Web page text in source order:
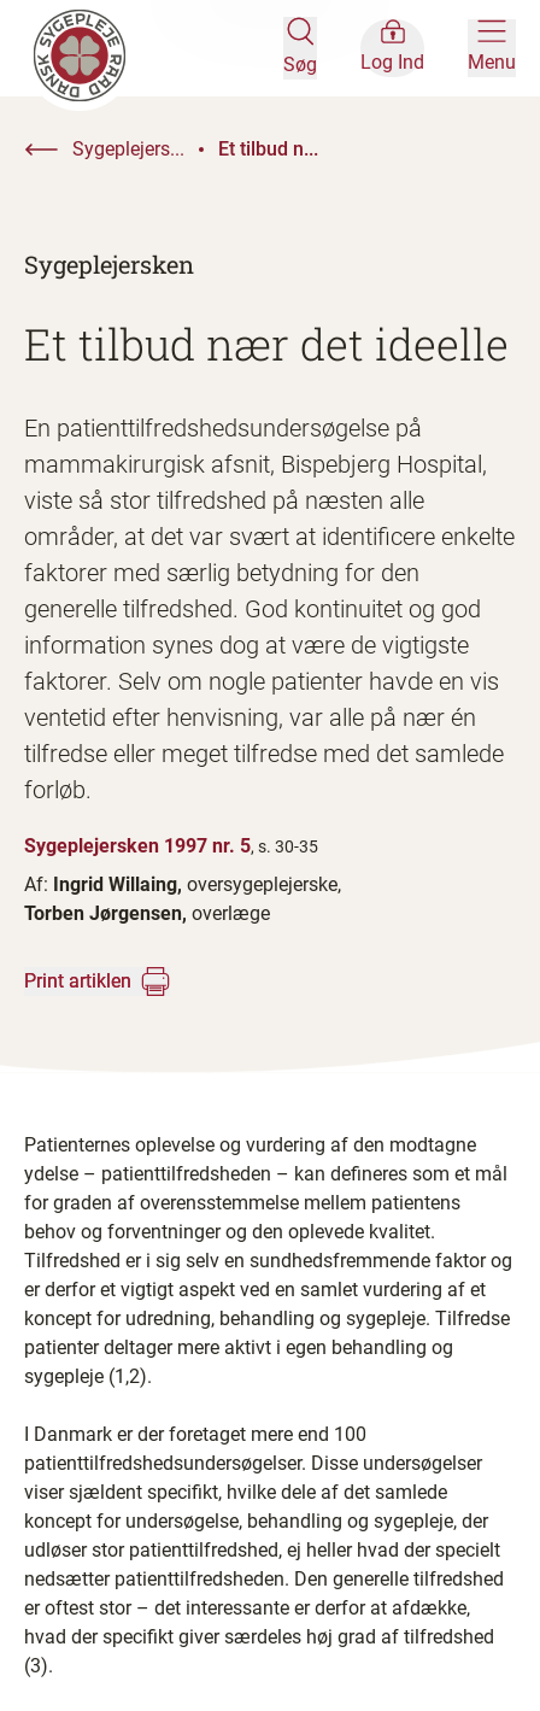
Søg Log Ind Menu
Sygeplejers... Et tilbud n...
Sygeplejersken
Et tilbud nær det ideelle
En patienttilfredshedsundersøgelse på
mammakirurgisk afsnit, Bispebjerg Hospital,
viste så stor tilfredshed på næsten alle
områder, at det var svært at identificere enkelte
faktorer med særlig betydning for den
generelle tilfredshed. God kontinuitet og god
information synes dog at være de vigtigste
faktorer. Selv om nogle patienter havde en vis
ventetid efter henvisning, var alle på nær én
tilfredse eller meget tilfredse med det samlede
forløb.
Sygeplejersken 1997 nr. 5, s. 30-35
Af: Ingrid Willaing, oversygeplejerske,
Torben Jørgensen, overlæge
Print artiklen
Patienternes oplevelse og vurdering af den modtagne
ydelse – patienttilfredsheden – kan defineres som et mål
for graden af overensstemmelse mellem patientens
behov og forventninger og den oplevede kvalitet.
Tilfredshed er i sig selv en sundhedsfremmende faktor og
er derfor et vigtigt aspekt ved en samlet vurdering af et
koncept for udredning, behandling og sygepleje. Tilfredse
patienter deltager mere aktivt i egen behandling og
sygepleje (1,2).
I Danmark er der foretaget mere end 100
patienttilfredshedsundersøgelser. Disse undersøgelser
viser sjældent specifikt, hvilke dele af det samlede
koncept for undersøgelse, behandling og sygepleje, der
udløser stor patienttilfredshed, ej heller hvad der specielt
nedsætter patienttilfredsheden. Den generelle tilfredshed
er oftest stor – det interessante er derfor at afdække,
hvad der specifikt giver særdeles høj grad af tilfredshed
(3).